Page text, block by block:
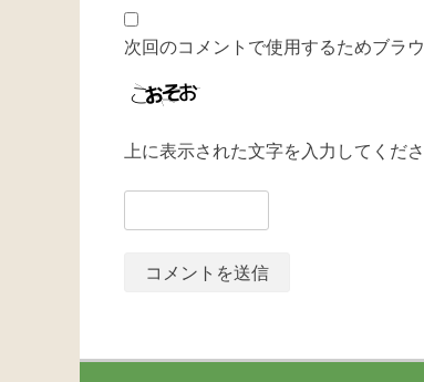
次回のコメントで使用するためブラ
上に表示された文字を入力してくださ